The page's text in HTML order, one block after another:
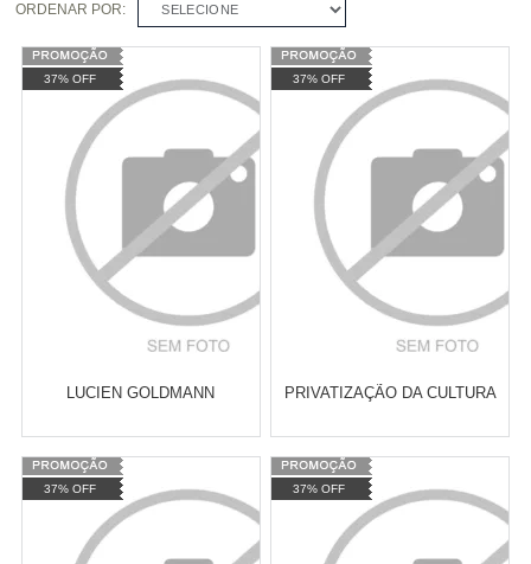
ORDENAR POR: SELECIONE
37% OFF
LUCIEN GOLDMANN
Varejo:
Atacado: R$ 2.550,90 (Apenas
Revendedor)
10 x
SOCIOLOGIA DA CULTURA
37% OFF
PRIVATIZAÇÃO DA CULTURA
Varejo:
Atacado: R$ 2.550,90 (Apenas
Revendedor)
10
SOCIOLOGIA DA CULTURA
37% OFF 37% OFF